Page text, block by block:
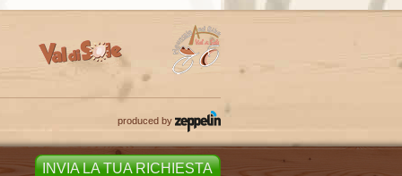
produced by
INVIA LA TUA RICHIESTA